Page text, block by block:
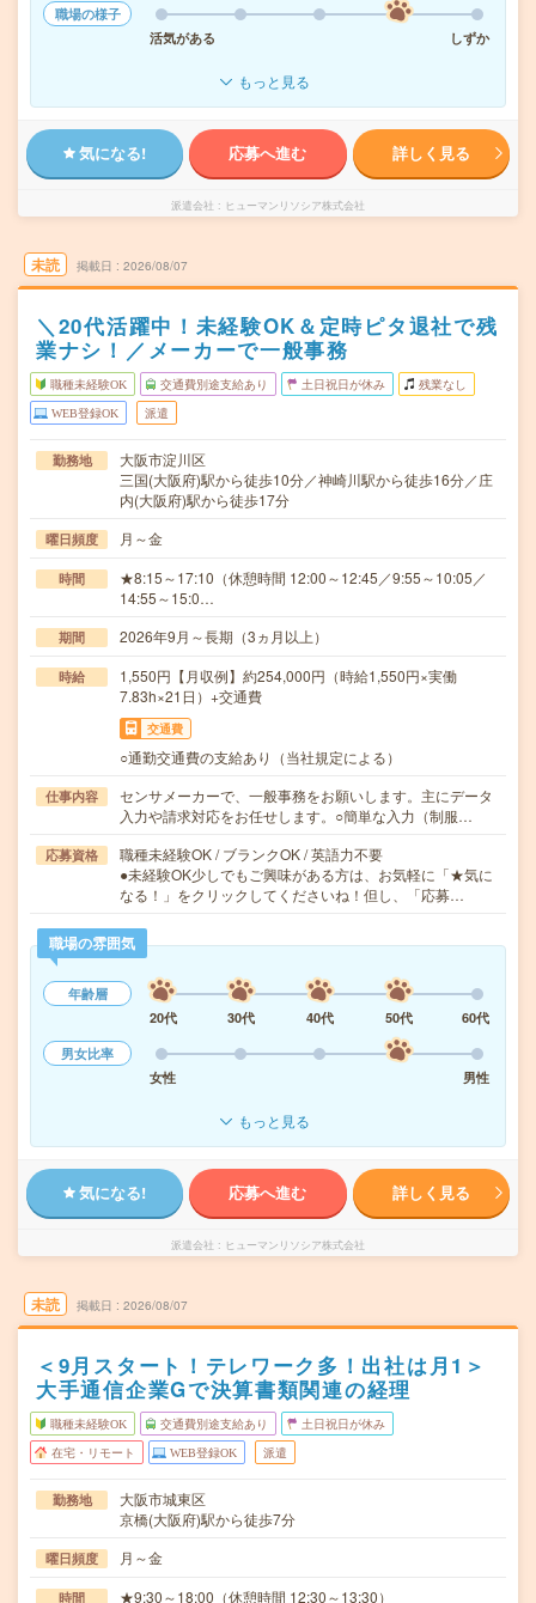
職場の様子
活気がある
しずか
もっと見る
気になる! 応募へ進む 詳しく見る
派遣会社 ヒューマンリソシア株式会社
未読 掲載日 2026/08/07
＼20代活躍中！未経験OK＆定時ピタ退社で残
業ナシ！／メーカーで一般事務
職種未経験OK 交通費別途支給あり 土日祝日が休み 残業なし
WEB登録OK 派遣
勤務地
大阪市淀川区
三国(大阪府)駅から徒歩10分／神崎川駅から徒歩16分／庄
内(大阪府)駅から徒歩17分
曜日頻度 月～金
時間
★8:15～17:10（休憩時間 12:00～12:45／9:55～10:05／
14:55～15:0…
期間 2026年9月～長期（3ヵ月以上）
時給
1,550円【月収例】約254,000円（時給1,550円×実働
7.83h×21日）+交通費
交通費
○通勤交通費の支給あり（当社規定による）
仕事内容
センサメーカーで、一般事務をお願いします。主にデータ
入力や請求対応をお任せします。○簡単な入力（制服…
応募資格
職種未経験OK / ブランクOK / 英語力不要
●未経験OK少しでもご興味がある方は、お気軽に「★気に
なる！」をクリックしてくださいね！但し、「応募…
職場の雰囲気
年齢層
20代
30代 40代 50代
60代
男女比率
女性
男性
もっと見る
気になる! 応募へ進む 詳しく見る
派遣会社 ヒューマンリソシア株式会社
未読 掲載日 2026/08/07
＜9月スタート！テレワーク多！出社は月1＞
大手通信企業Gで決算書類関連の経理
職種未経験OK 交通費別途支給あり 土日祝日が休み
在宅・リモート WEB登録OK 派遣
勤務地
大阪市城東区
京橋(大阪府)駅から徒歩7分
曜日頻度 月～金
時間 ★9:30～18:00（休憩時間 12:30～13:30）